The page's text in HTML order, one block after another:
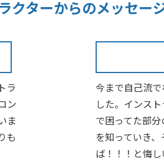
クターからのメッセー
ラ
ン
ま
も
今まで自己流
した。インス
で困ってた部
を知っていき
ば！！！と悔